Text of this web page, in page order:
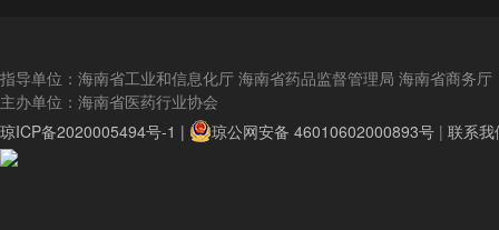
指导单位：海南省工业和信息化厅 海南省药品监督管理局 海南省商务厅
主办单位：海南省医药行业协会
琼ICP备2020005494号-1 |
琼公网安备 46010602000893号 | 联系我